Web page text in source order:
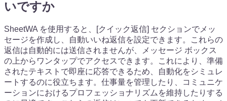
いですか
SheetWA を使用すると、[クイック返信] セクションでメッ
セージを作成し、自動いいね返信を設定できます。これらの
返信は自動的には送信されませんが、メッセージ ボックス
の上からワンタップでアクセスできます。これにより、準備
されたテキストで即座に応答できるため、自動化をシミュレ
ートするのに役立ちます。仕事量を管理したり、コミュニケ
ーションにおけるプロフェッショナリズムを維持したりする